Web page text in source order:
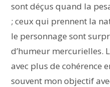
sont déçus quand la
; ceux qui prennent la
le personnage sont
d’humeur mercurielles.
avec plus de cohérence
souvent mon objectif